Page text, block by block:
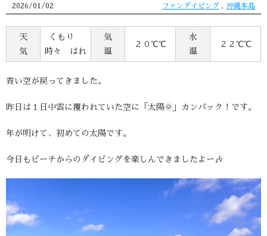
2026/01/02 ファンダイビング , 沖縄本島
天
気
くもり
時々 はれ
気
温
２０℃℃
水
温
２２℃℃
青い空が戻ってきました。
昨日は１日中雲に覆われていた空に「太陽🌞」カンバック！です。
年が明けて、初めての太陽です。
今日もビーチからのダイビングを楽しんできましたよー🎶